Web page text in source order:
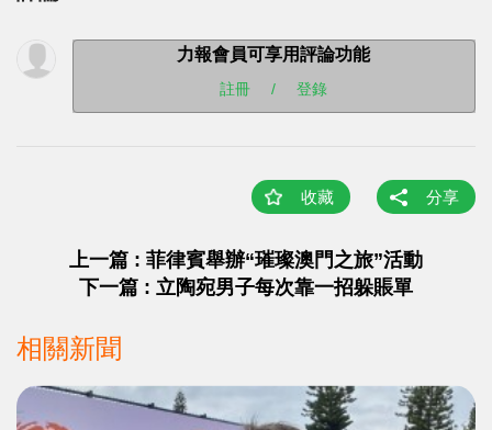
力報會員可享用評論功能
註冊 / 登錄
收藏 分享
上一篇 : 菲律賓舉辦“璀璨澳門之旅”活動
下一篇 : 立陶宛男子每次靠一招躲賬單
相關新聞